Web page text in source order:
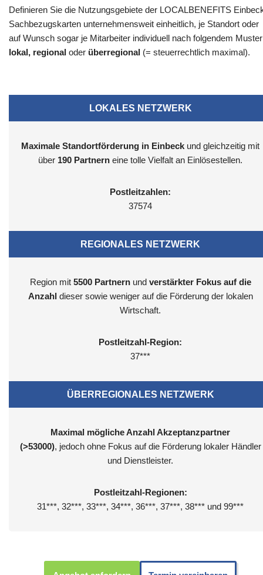
Definieren Sie die Nutzungsgebiete der LOCALBENEFITS
Sachbezugskarten unternehmensweit einheitlich, je Standort oder
auf Wunsch sogar je Mitarbeiter individuell nach folgendem
lokal, regional oder überregional (= steuerrechtlich maximal).
LOKALES NETZWERK
Maximale Standortförderung in Einbeck und gleichzeitig mit
über 190 Partnern eine tolle Vielfalt an Einlösestellen.
Postleitzahlen:
37574
REGIONALES NETZWERK
Region mit 5500 Partnernund verstärkter Fokus auf die
Anzahl dieser sowie weniger auf die Förderung der lokalen
Wirtschaft.
Postleitzahl-Region:
37***
ÜBERREGIONALES NETZWERK
Maximal mögliche Anzahl Akzeptanzpartner
(>53000), jedoch ohne Fokus auf die Förderung lokaler Händler
und Dienstleister.
Postleitzahl-Regionen:
31***, 32***, 33***, 34***, 36***, 37***, 38*** und 99***